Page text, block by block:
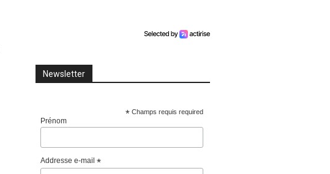
Newsletter
*Champs requis required
Prénom
Addresse e-mail*